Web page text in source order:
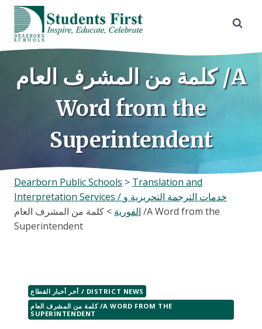
Skip
content
كلمة من المشرف العام /A
Word from the
Superintendent
Dearborn Public Schools > Translation and
Interpretation Services / خدمات الترجمة التحريرية و
الفورية > كلمة من المشرف العام /A Word from the
Superintendent
أخر أخبار القطاع / DISTRICT NEWS
كلمة من المشرف العام /A WORD FROM THE
SUPERINTENDENT